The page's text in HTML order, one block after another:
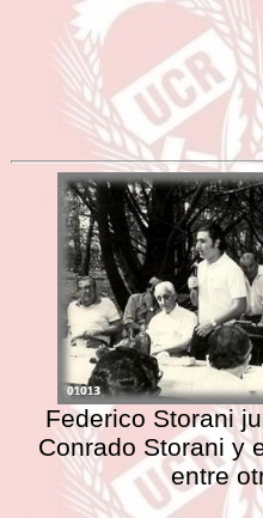
Federico Storani
Conrado Storani y
entre